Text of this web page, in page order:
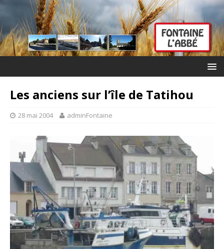
Les anciens sur l’île de Tatihou
28 mai 2004 adminFontaine